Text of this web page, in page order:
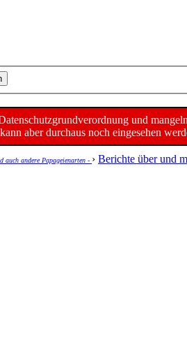
und
aber durchaus noch eingesehen
auch andere Papageienarten - › Berichte über und